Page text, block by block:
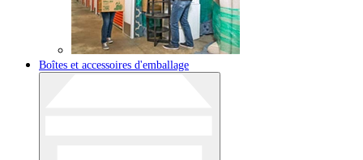
Boîtes et accessoires d'emballage